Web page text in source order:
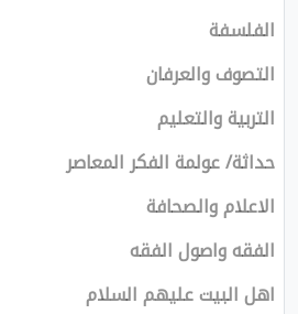
الفلسفة
التصوف والعرفان
التربية والتعليم
حداثة/ عولمة الفكر المعاصر
الاعلام والصحافة
الفقه واصول الفقه
اهل البيت عليهم السلام